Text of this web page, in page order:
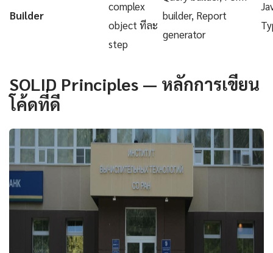
Builder
complex
object ทีละ
step
builder, Report
generator
SOLID Principles — หลักการเขียน
โค้ดที่ดี